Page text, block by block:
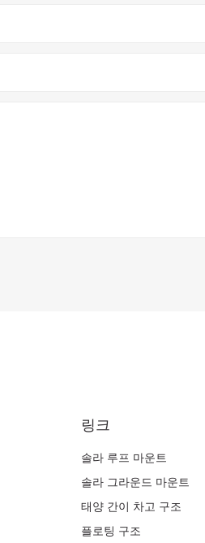
링크
솔라 루프 마운트
솔라 그라운드 마운트
태양 간이 차고 구조
플로팅 구조